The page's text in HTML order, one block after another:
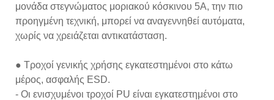
μονάδα στεγνώματος μοριακού κόσκινου 5Α, την πιο
προηγμένη τεχνική, μπορεί να αναγεννηθεί αυτόματα,
χωρίς να χρειάζεται αντικατάσταση.
● Τροχοί γενικής χρήσης εγκατεστημένοι στο κάτω
μέρος, ασφαλής ESD.
- Οι ενισχυμένοι τροχοί PU είναι εγκατεστημένοι στο